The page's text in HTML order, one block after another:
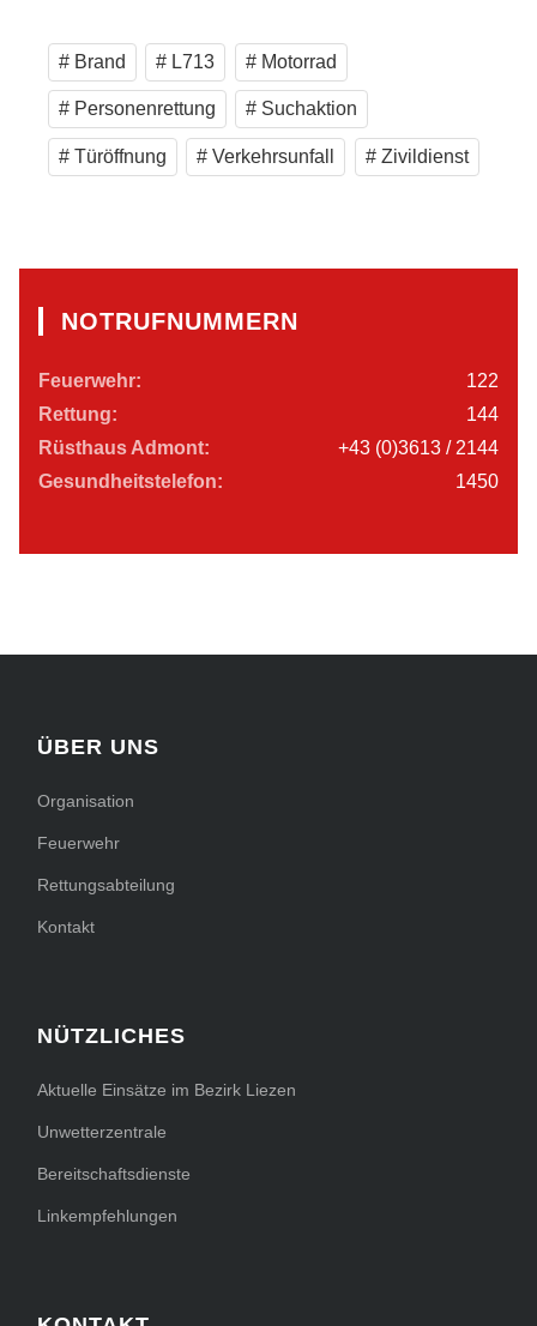
Brand L713 Motorrad
Personenrettung Suchaktion
Türöffnung Verkehrsunfall Zivildienst
NOTRUFNUMMERN
Feuerwehr:
122
Rettung:
144
Rüsthaus Admont:
+43 (0)3613 / 2144
Gesundheitstelefon:
1450
ÜBER UNS
Organisation
Feuerwehr
Rettungsabteilung
Kontakt
NÜTZLICHES
Aktuelle Einsätze im Bezirk Liezen
Unwetterzentrale
Bereitschaftsdienste
Linkempfehlungen